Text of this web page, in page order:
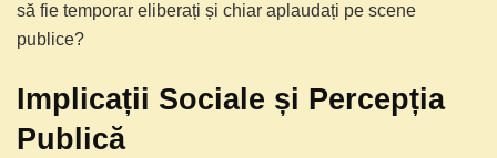
să fie temporar eliberați și chiar aplaudați pe scene
publice?
Implicații Sociale și Percepția
Publică